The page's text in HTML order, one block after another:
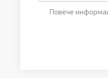
Повече